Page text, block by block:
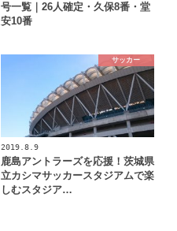
号一覧｜26人確定・久保8番・堂
安10番
サッカー
2019.8.9
鹿島アントラーズを応援！茨城県
立カシマサッカースタジアムで楽
しむスタジア…